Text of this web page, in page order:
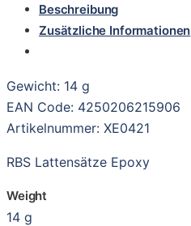
Beschreibung
Zusätzliche Informationen
Gewicht: 14 g
EAN Code: 4250206215906
Artikelnummer: XE0421
RBS Lattensätze Epoxy
Weight
14 g